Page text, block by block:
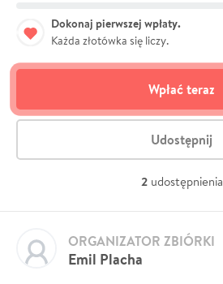
Dokonaj pierwszej wpłaty.
Każda złotówka się liczy.
Wpłać teraz
Udostępnij
2 udostępnienia
Emil Placha
ORGANIZATOR ZBIÓRKI